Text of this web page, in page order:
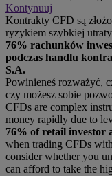
Kontynuuj
Kontrakty CFD są
ryzykiem szybkiej
76% rachunków
podczas handlu
S.A.
Powinieneś rozważyć,
czy możesz sobie
CFDs are complex
money rapidly due to
76% of retail investor
when trading CFDs
consider whether you
can afford to take the